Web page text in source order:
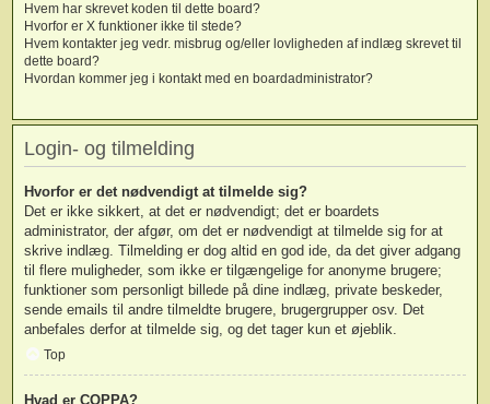
Hvem har skrevet koden til dette board?
Hvorfor er X funktioner ikke til stede?
Hvem kontakter jeg vedr. misbrug og/eller lovligheden af indlæg skrevet til
dette board?
Hvordan kommer jeg i kontakt med en boardadministrator?
Login- og tilmelding
Hvorfor er det nødvendigt at tilmelde sig?
Det er ikke sikkert, at det er nødvendigt; det er boardets
administrator, der afgør, om det er nødvendigt at tilmelde sig for at
skrive indlæg. Tilmelding er dog altid en god ide, da det giver adgang
til flere muligheder, som ikke er tilgængelige for anonyme brugere;
funktioner som personligt billede på dine indlæg, private beskeder,
sende emails til andre tilmeldte brugere, brugergrupper osv. Det
anbefales derfor at tilmelde sig, og det tager kun et øjeblik.
Top
Hvad er COPPA?